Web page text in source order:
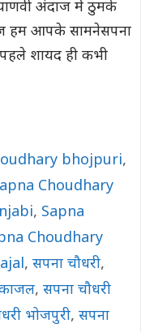
अंदाज में ठुमके
हम आपके सामनेसपना
शायद ही कभी
bhojpuri,
Choudhary
, Sapna
Choudhary
, सपना चौधरी,
, सपना चौधरी
भोजपुरी, सपना